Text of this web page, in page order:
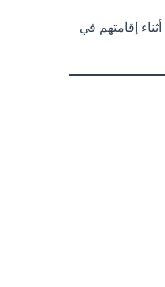
إقامتهم في